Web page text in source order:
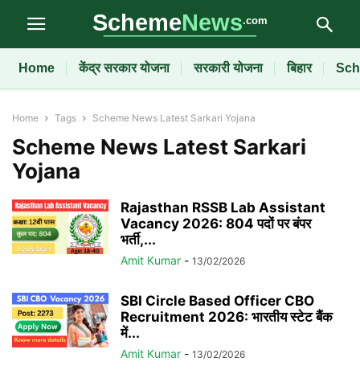
Home केंद्र सरकार योजना सरकारी योजना बिहार
Home Tags Scheme News Latest Sarkari Yojana
Scheme News Latest Sarkari
Yojana
Rajasthan RSSB Lab Assistant
Vacancy 2026: 804 पदों पर बंपर
भर्ती,...
Amit Kumar - 13/02/2026
SBI Circle Based Officer CBO
Recruitment 2026: भारतीय स्टेट बैंक
में...
Amit Kumar - 13/02/2026